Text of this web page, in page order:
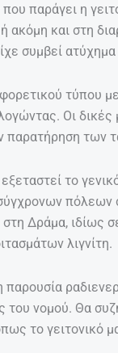
παράγει η
ακόμη και στη
συμβεί
τύπου
Οι
παρατήρηση
το
πόλεων
στη Δράμα,
λιγνίτη.
παρουσία
του νομού. Θα
το γειτονικό